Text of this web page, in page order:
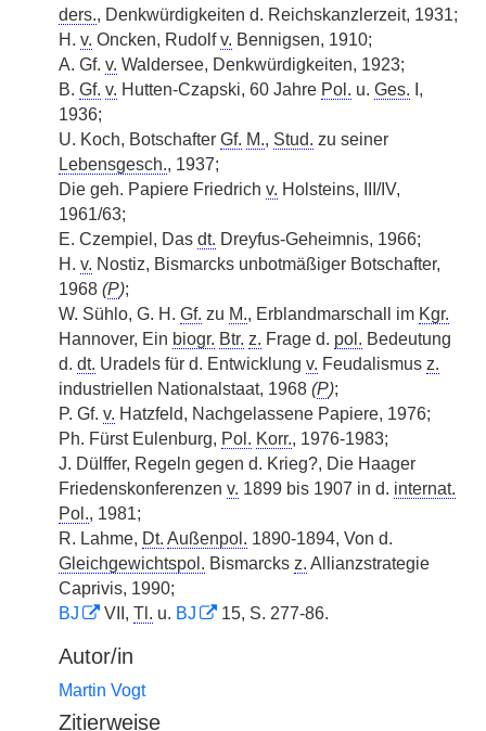
ders., Denkwürdigkeiten d. Reichskanzlerzeit, 1931;
H. v. Oncken, Rudolfv. Bennigsen, 1910;
A. Gf. v. Waldersee, Denkwürdigkeiten, 1923;
B. Gf. v. Hutten-Czapski, 60 Jahre Pol. u. Ges. I,
1936;
U. Koch, Botschafter Gf. M., Stud. zu seiner
Lebensgesch., 1937;
Die geh. Papiere Friedrich v. Holsteins, III/IV,
1961/63;
E. Czempiel, Das dt. Dreyfus-Geheimnis, 1966;
H. v. Nostiz, Bismarcks unbotmäßiger Botschafter,
1968 (P);
W. Sühlo, G. H. Gf. zu M., Erblandmarschall im Kgr.
Hannover, Ein biogr. Btr. z. Frage d. pol. Bedeutung
d. dt. Uradels für d. Entwicklung v. Feudalismus z.
industriellen Nationalstaat, 1968 (P);
P. Gf. v. Hatzfeld, Nachgelassene Papiere, 1976;
Ph. Fürst Eulenburg, Pol. Korr., 1976-1983;
J. Dülffer, Regeln gegen d. Krieg?, Die Haager
Friedenskonferenzen v. 1899 bis 1907 in d. internat.
Pol., 1981;
R. Lahme, Dt. Außenpol. 1890-1894, Von d.
Gleichgewichtspol. Bismarcks z. Allianzstrategie
Caprivis, 1990;
BJ
VII, Tl. u. BJ 15, S. 277-86.
Autor/in
Martin Vogt
Zitierweise